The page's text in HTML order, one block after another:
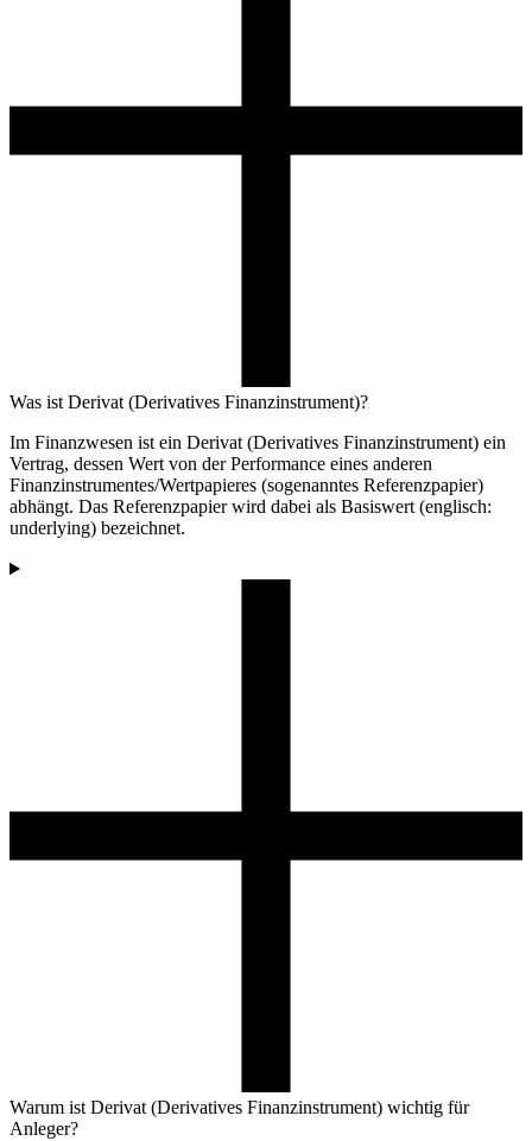
Was ist Derivat (Derivatives Finanzinstrument)?
Im Finanzwesen ist ein Derivat (Derivatives Finanzinstrument) ein
Vertrag, dessen Wert von der Performance eines anderen
Finanzinstrumentes/Wertpapieres (sogenanntes Referenzpapier)
abhängt. Das Referenzpapier wird dabei als Basiswert (englisch:
underlying) bezeichnet.
Warum ist Derivat (Derivatives Finanzinstrument) wichtig für
Anleger?